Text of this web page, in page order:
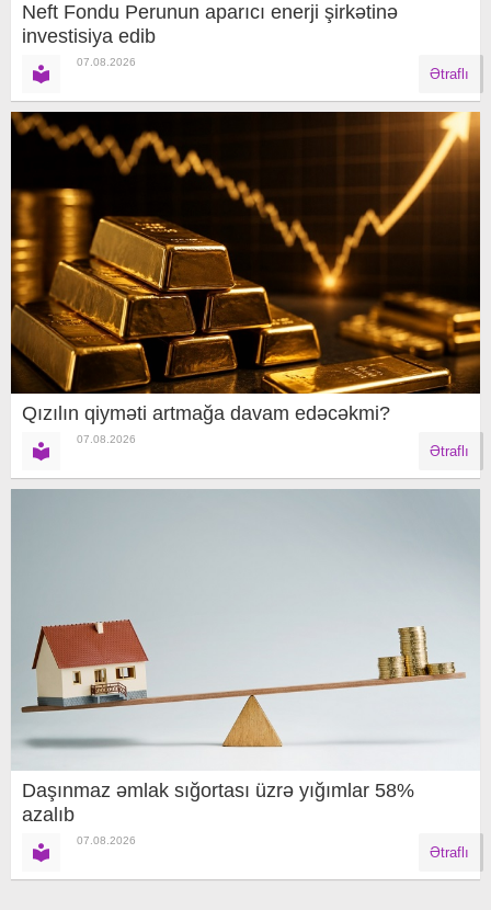
Neft Fondu Perunun aparıcı enerji şirkətinə
investisiya edib
07.08.2026
Ətraflı
Qızılın qiyməti artmağa davam edəcəkmi?
07.08.2026
Ətraflı
Daşınmaz əmlak sığortası üzrə yığımlar 58%
azalıb
07.08.2026
Ətraflı